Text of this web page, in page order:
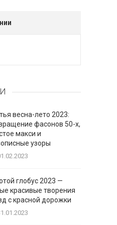
весна-лето 2023:
фасонов 50-х,
макси и
узоры
глобус 2023 —
красивые творения
с красной дорожки